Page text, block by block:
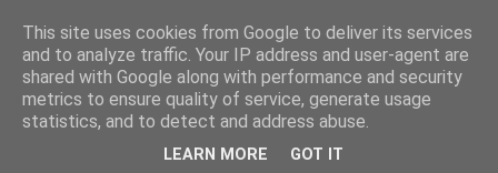
This site uses cookies from Google to deliver its services
and to analyze traffic. Your IP address and user-agent are
shared with Google along with performance and security
metrics to ensure quality of service, generate usage
statistics, and to detect and address abuse.
LEARN MORE GOT IT